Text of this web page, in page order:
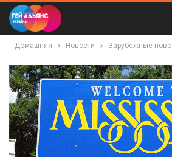
Домашняя Новости Зарубежные